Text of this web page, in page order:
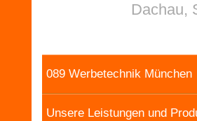
Dachau,
089 Werbetechnik München
Unsere Leistungen und